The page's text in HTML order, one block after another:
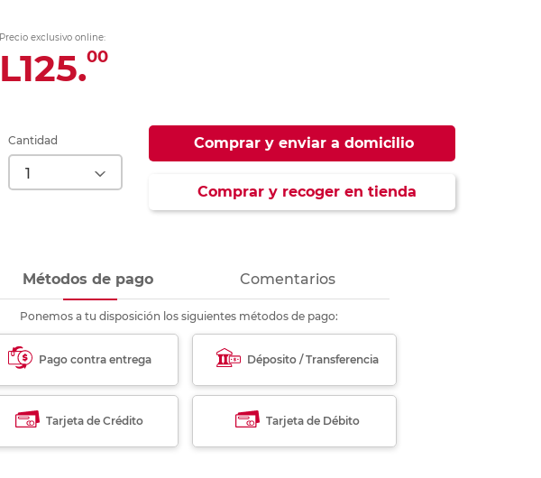
Precio exclusivo online:
L125.00
Cantidad Comprar y enviar a domicilio
Comprar y recoger en tienda
Métodos de pago Comentarios
Ponemos a tu disposición los siguientes métodos de pago:
Pago contra entrega Déposito / Transferencia
Tarjeta de Crédito Tarjeta de Débito